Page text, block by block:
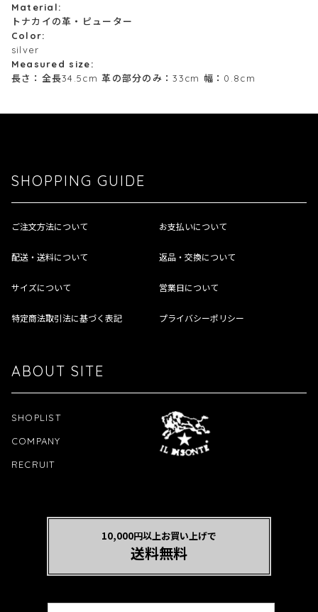
Material:
トナカイの革・ピューター
Color:
silver
Measured size:
長さ：全長34.5cm 革の部分のみ：33cm 幅：0.8cm
SHOPPING GUIDE
ご注文方法について お支払いについて
配送・送料について 返品・交換について
サイズについて 営業日について
特定商法取引法に基づく表記 プライバシーポリシー
ABOUT SITE
SHOPLIST
COMPANY
RECRUIT
10,000円以上お買い上げで
送料無料